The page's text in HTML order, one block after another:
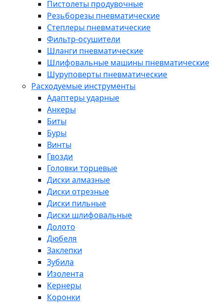
Пистолеты продувочные
Резьборезы пневматические
Степлеры пневматические
Фильтр-осушители
Шланги пневматические
Шлифовальные машины пневматические
Шуруповерты пневматические
Расходуемые инструменты
Адаптеры ударные
Анкеры
Биты
Буры
Винты
Гвозди
Головки торцевые
Диски алмазные
Диски отрезные
Диски пильные
Диски шлифовальные
Долото
Дюбеля
Заклепки
Зубила
Изолента
Кернеры
Коронки